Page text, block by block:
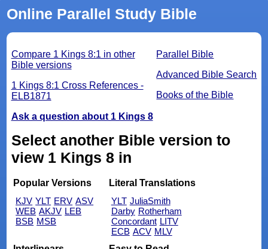
Online Parallel Study Bible
Parallel Bible
Advanced Bible Search
Books of the Bible
Compare 1 Kings 8:1 in other
Bible versions
1 Kings 8:1 Cross References -
ELB1871
Ask a question about 1 Kings 8
Select another Bible version to
view 1 Kings 8 in
Popular Versions
KJV YLT ERV ASV
WEB AKJV LEB
BSB MSB
Literal Translations
YLT JuliaSmith
Darby Rotherham
Concordant LITV
ECB ACV MLV